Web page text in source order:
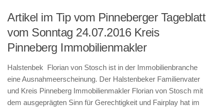
Artikel im Tip vom Pinneberger Tageblatt
vom Sonntag 24.07.2016 Kreis
Pinneberg Immobilienmakler
Halstenbek Florian von Stosch ist in der Immobilienbranche
eine Ausnahmeerscheinung. Der Halstenbeker Familienvater
und Kreis Pinneberg Immobilienmakler Florian von Stosch mit
dem ausgeprägten Sinn für Gerechtigkeit und Fairplay hat im